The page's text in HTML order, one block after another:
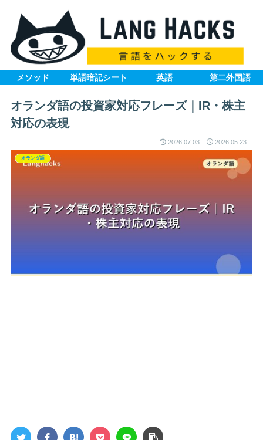
メソッド 単語暗記シート 英語 第二外国語
オランダ語の投資家対応フレーズ｜IR・株主
対応の表現
2026.07.03 2026.05.23
オランダ語